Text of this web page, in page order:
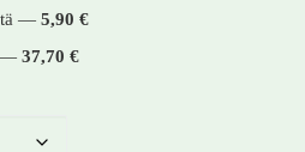
— 5,90 €
— 37,70 €